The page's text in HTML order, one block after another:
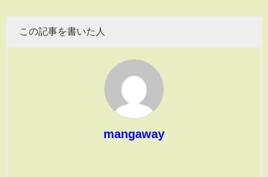
この記事を書いた人
mangaway